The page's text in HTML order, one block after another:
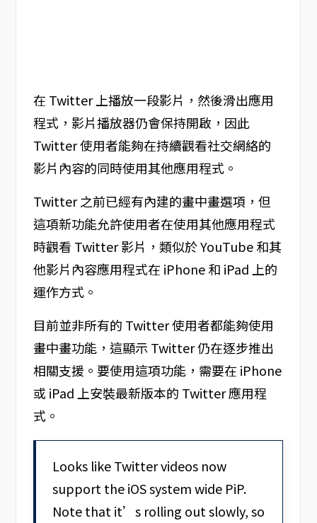
在 Twitter 上播放一段影片，然後滑出應用
程式，影片播放器仍會保持開啟，因此
Twitter 使用者能夠在持續觀看社交網絡的
影片內容的同時使用其他應用程式。
Twitter 之前已經有內建的畫中畫選項，但
這項新功能允許使用者在使用其他應用程式
時觀看 Twitter 影片，類似於 YouTube 和其
他影片內容應用程式在 iPhone 和 iPad 上的
運作方式。
目前並非所有的 Twitter 使用者都能夠使用
畫中畫功能，這顯示 Twitter 仍在逐步推出
相關支援。要使用這項功能，需要在 iPhone
或 iPad 上安裝最新版本的 Twitter 應用程
式。
Looks like Twitter videos now
support the iOS system wide PiP.
Note that it’s rolling out slowly, so